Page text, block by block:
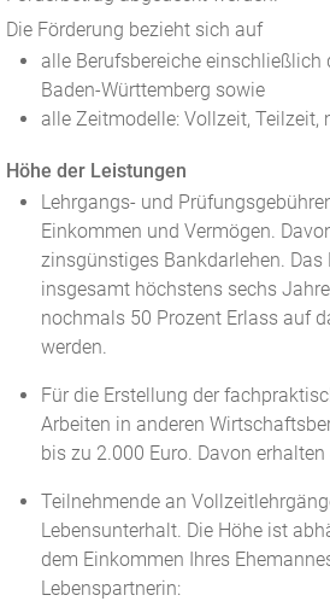
Die Förderung bezieht sich auf
alle Berufsbereiche
Baden-Württemberg sowie
alle Zeitmodelle: Vollzeit, Teilzeit,
Höhe der Leistungen
Lehrgangs- und
Einkommen und Vermögen.
zinsgünstiges Bankdarlehen.
insgesamt höchstens sechs
nochmals 50 Prozent Erlass auf
werden.
Für die Erstellung der
Arbeiten in anderen
bis zu 2.000 Euro. Davon
Teilnehmende an
Lebensunterhalt. Die Höhe ist
dem Einkommen Ihres
Lebenspartnerin: